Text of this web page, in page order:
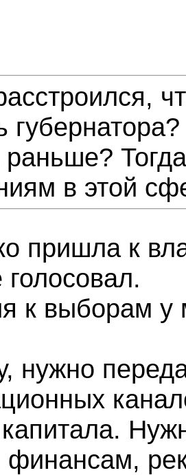
в этой
пришла к
к выборам
нужно
капитала.
финансам,